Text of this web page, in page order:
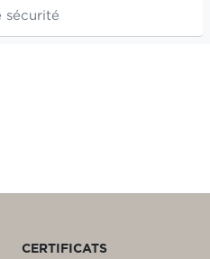
CERTIFICATS